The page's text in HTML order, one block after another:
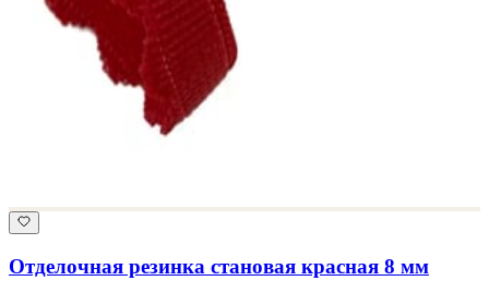
Отделочная резинка становая красная 8 мм